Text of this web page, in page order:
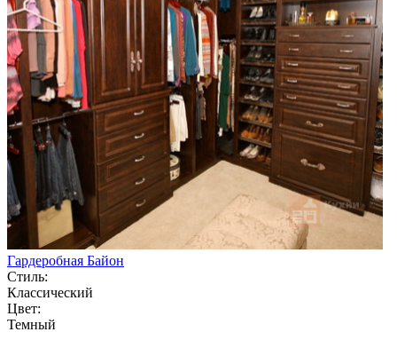
Гардеробная Байон
Стиль:
Классический
Цвет:
Темный